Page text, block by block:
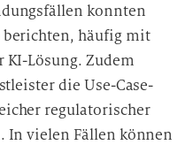
konnten
häufig mit
KI-Lösung. Zudem
die Use-Case-
regulatorischer
In vielen Fällen können